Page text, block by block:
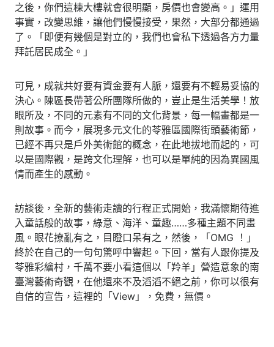
之後，你們這棟大樓就會很明顯，房價也會變高。」運用
事實，改變思維，讓他們慢慢接受，果然，大部分都通過
了。「即便有幾個是對立的，我們也會私下透過各方力量
拜託居民成全。」
可見，成就共好要有資金要有人脈，還要有不輕易妥協的
決心。陳區長帶著公所團隊所做的，豈止是生活美學！放
眼所及，不同的元素有不同的文化背景，每一幅畫都是一
則故事。而今，展現多元文化的苓雅區國際街頭藝術節，
已經不再只是戶外美術館的概念，在此地拔地而起的，可
以是國際觀，是跨文化理解，也可以是單純的因為異國風
情而產生的感動。
訪談後，全新的藝術走讀的行程正式開始，我滿懷期待進
入童話般的故事，綠意、海洋、童趣……多種主題不同畫
風。眼花撩亂有之，目瞪口呆有之，然後，「OMG ！」
終於在自己的一句句驚呼中響起。下回，當有人跟你提及
苓雅彩繪村，千萬不要小看這個以「羚羊」營造意象的南
臺灣藝術奇觀，在他還來不及滔滔不絕之前，你可以很有
自信的宣告，這裡的「View」，免費，無價。